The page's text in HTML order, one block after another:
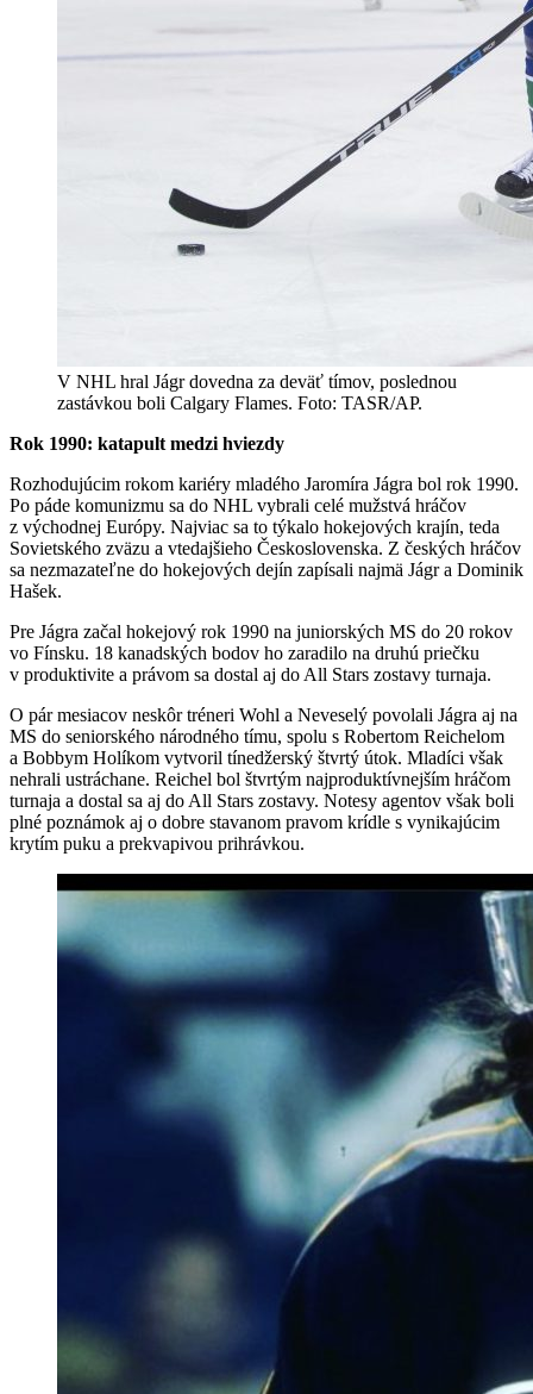
V NHL hral Jágr dovedna za deväť tímov, poslednou
zastávkou boli Calgary Flames. Foto: TASR/AP.
Rok 1990: katapult medzi hviezdy
Rozhodujúcim rokom kariéry mladého Jaromíra Jágra bol rok 1990.
Po páde komunizmu sa do NHL vybrali celé mužstvá hráčov
z východnej Európy. Najviac sa to týkalo hokejových krajín, teda
Sovietského zväzu a vtedajšieho Československa. Z českých hráčov
sa nezmazateľne do hokejových dejín zapísali najmä Jágr a Dominik
Hašek.
Pre Jágra začal hokejový rok 1990 na juniorských MS do 20 rokov
vo Fínsku. 18 kanadských bodov ho zaradilo na druhú priečku
v produktivite a právom sa dostal aj do All Stars zostavy turnaja.
O pár mesiacov neskôr tréneri Wohl a Neveselý povolali Jágra aj na
MS do seniorského národného tímu, spolu s Robertom Reichelom
a Bobbym Holíkom vytvoril tínedžerský štvrtý útok. Mladíci však
nehrali ustráchane. Reichel bol štvrtým najproduktívnejším hráčom
turnaja a dostal sa aj do All Stars zostavy. Notesy agentov však boli
plné poznámok aj o dobre stavanom pravom krídle s vynikajúcim
krytím puku a prekvapivou prihrávkou.